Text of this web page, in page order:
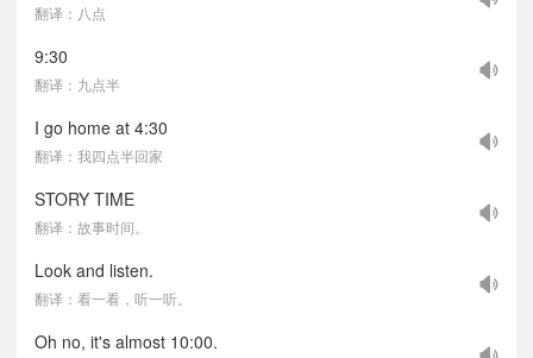
翻译：八点
9:30
翻译：九点半
I go home at 4:30
翻译：我四点半回家
STORY TIME
翻译：故事时间。
Look and listen.
翻译：看一看，听一听。
Oh no, it's almost 10:00.